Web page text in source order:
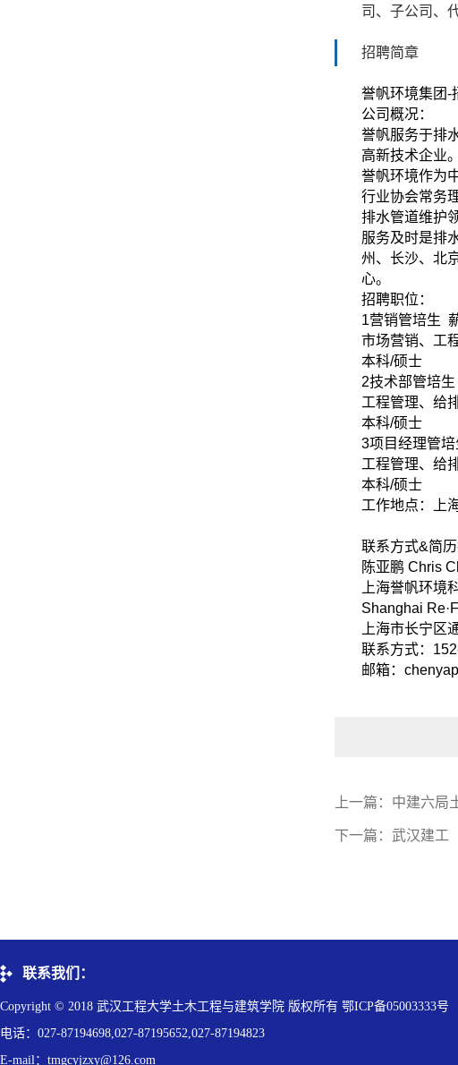
司、子公司、
招聘简章
誉帆环境集团-
公司概况：
誉帆服务于排
高新技术企业。
誉帆环境作为
行业协会常务
排水管道维护
服务及时是排
州、长沙、北
心。
招聘职位：
1营销管培生
市场营销、工
本科/硕士
2技术部管培
工程管理、给
本科/硕士
3项目经理管
工程管理、给
本科/硕士
工作地点：上
联系方式&简历
陈亚鹏 Chris
上海誉帆环境
Shanghai
上海市长宁区
联系方式：
邮箱：
上一篇： 中建六局
下一篇： 武汉建工
联系我们：
Copyright © 2018 武汉工程大学土木工程与建筑学院 版权所有 鄂ICP备05003333号
电话：027-87194698,027-87195652,027-87194823
E-mail：tmgcyjzxy@126.com